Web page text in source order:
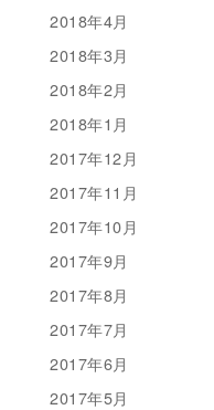
2018年4月
2018年3月
2018年2月
2018年1月
2017年12月
2017年11月
2017年10月
2017年9月
2017年8月
2017年7月
2017年6月
2017年5月